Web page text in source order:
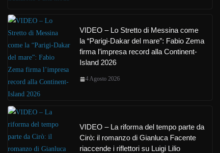
VIDEO – Lo Stretto di Messina come
la “Parigi-Dakar del mare”: Fabio Zema
firma l’impresa record alla Continent-
Island 2026
4 Agosto 2026
VIDEO – La riforma del tempo parte da
Cirò: il romanzo di Gianluca Facente
riaccende i riflettori su Luigi Lilio